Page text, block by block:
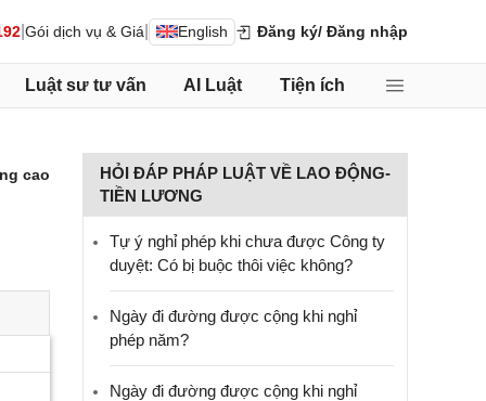
Gói dịch vụ & Giá English Đăng ký/ Đăng nhập
Luật sư tư vấn AI Luật Tiện ích
cao
HỎI ĐÁP PHÁP LUẬT VỀ LAO ĐỘNG-
TIỀN LƯƠNG
Tự ý nghỉ phép khi chưa được Công ty
duyệt: Có bị buộc thôi việc không?
Ngày đi đường được cộng khi nghỉ
phép năm?
Ngày đi đường được cộng khi nghỉ